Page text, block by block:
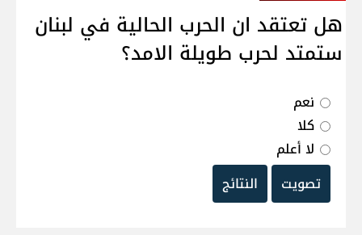
هل تعتقد ان الحرب الحالية في لبنان
ستمتد لحرب طويلة الامد؟
نعم
كلا
لا أعلم
تصويت
النتائج